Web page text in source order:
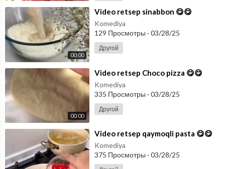
00:00
⁣Video retsep sinabbon 😋😋
Komediya
129 Просмотры · 03/28/25
Другой
00:00
⁣Video retsep Choco pizza 😋😋
Komediya
335 Просмотры · 03/28/25
Другой
⁣Video retsep qaymoqli pasta 😋😋
Komediya
375 Просмотры · 03/28/25